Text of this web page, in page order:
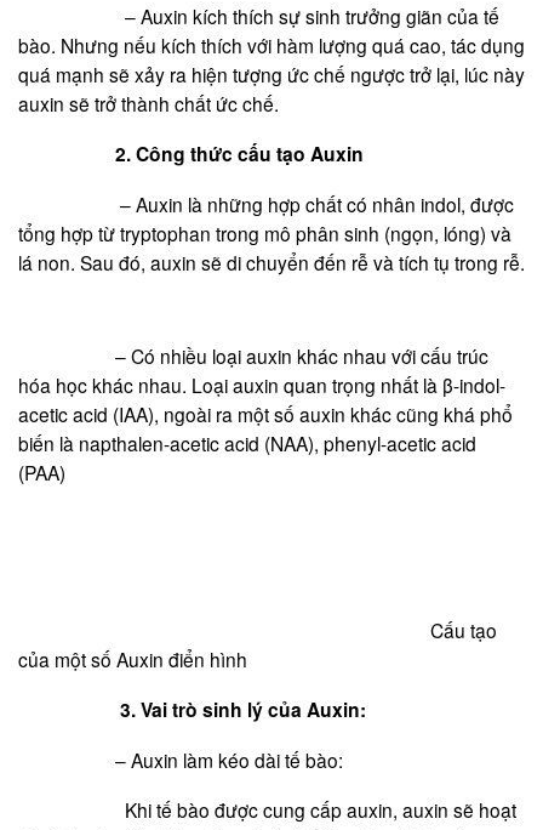
– Auxin kích thích sự sinh trưởng giãn của tế
bào. Nhưng nếu kích thích với hàm lượng quá cao, tác dụng
quá mạnh sẽ xảy ra hiện tượng ức chế ngược trở lại, lúc này
auxin sẽ trở thành chất ức chế.
2. Công thức cấu tạo Auxin
– Auxin là những hợp chất có nhân indol, được
tổng hợp từ tryptophan trong mô phân sinh (ngọn, lóng) và
lá non. Sau đó, auxin sẽ di chuyển đến rễ và tích tụ trong rễ.
– Có nhiều loại auxin khác nhau với cấu trúc
hóa học khác nhau. Loại auxin quan trọng nhất là β-indol-
acetic acid (IAA), ngoài ra một số auxin khác cũng khá phổ
biến là napthalen-acetic acid (NAA), phenyl-acetic acid
(PAA)
Cấu tạo
của một số Auxin điển hình
3. Vai trò sinh lý của Auxin:
– Auxin làm kéo dài tế bào:
Khi tế bào được cung cấp auxin, auxin sẽ hoạt